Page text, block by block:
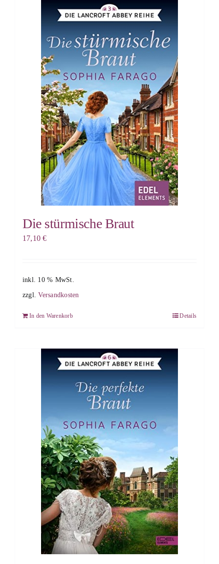
Die stürmische Braut
17,10€
inkl. 10 % MwSt.
zzgl.Versandkosten
In den Warenkorb Details